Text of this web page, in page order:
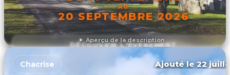
Aperçu de la description
AU
20 SEPTEMBRE 2026
DÉCOUVRIR L'ÉVÉNEMENT
Chacrise Ajouté le 22